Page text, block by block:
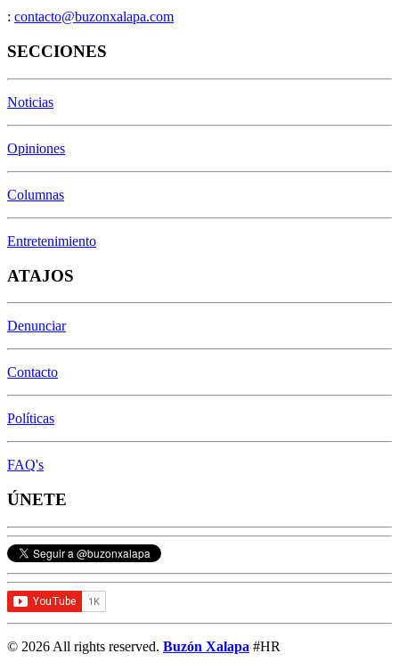
: contacto@buzonxalapa.com
SECCIONES
Noticias
Opiniones
Columnas
Entretenimiento
ATAJOS
Denunciar
Contacto
Políticas
FAQ's
ÚNETE
© 2026 All rights reserved. Buzón Xalapa #HR